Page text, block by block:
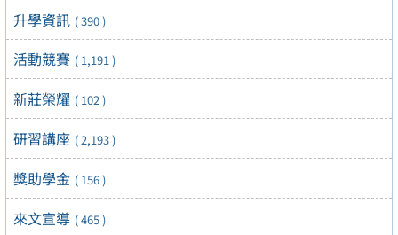
升學資訊 ( 390 )
活動競賽 ( 1,191 )
新莊榮耀 ( 102 )
研習講座 ( 2,193 )
獎助學金 ( 156 )
來文宣導 ( 465 )